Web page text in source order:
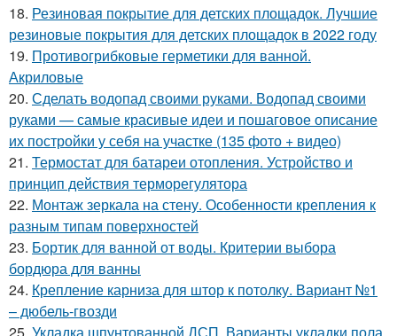
18. Резиновая покрытие для детских площадок. Лучшие
резиновые покрытия для детских площадок в 2022 году
19. Противогрибковые герметики для ванной.
Акриловые
20. Сделать водопад своими руками. Водопад своими
руками — самые красивые идеи и пошаговое описание
их постройки у себя на участке (135 фото + видео)
21. Термостат для батареи отопления. Устройство и
принцип действия терморегулятора
22. Монтаж зеркала на стену. Особенности крепления к
разным типам поверхностей
23. Бортик для ванной от воды. Критерии выбора
бордюра для ванны
24. Крепление карниза для штор к потолку. Вариант №1
– дюбель-гвозди
25. Укладка шпунтованной ДСП. Варианты укладки пола